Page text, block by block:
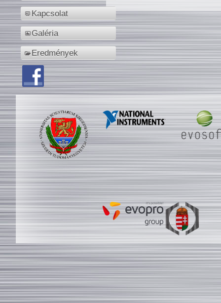
Kapcsolat
Galéria
Eredmények